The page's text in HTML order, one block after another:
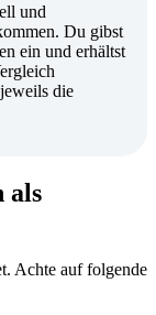
und
Du gibst
ein und erhältst
die
als
Achte auf folgende